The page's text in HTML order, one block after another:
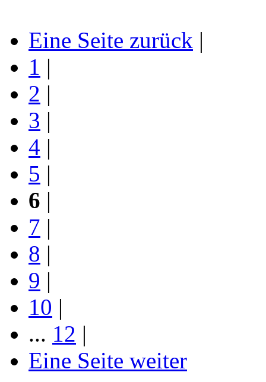
Eine Seite zurück |
1 |
2 |
3 |
4 |
5 |
6 |
7 |
8 |
9 |
10 |
... 12 |
Eine Seite weiter